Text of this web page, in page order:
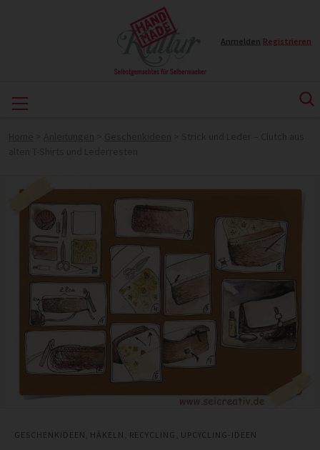
Anmelden Registrieren
GESCHENKIDEEN HÄKELN RECYCLING UPCYCLING-IDEEN